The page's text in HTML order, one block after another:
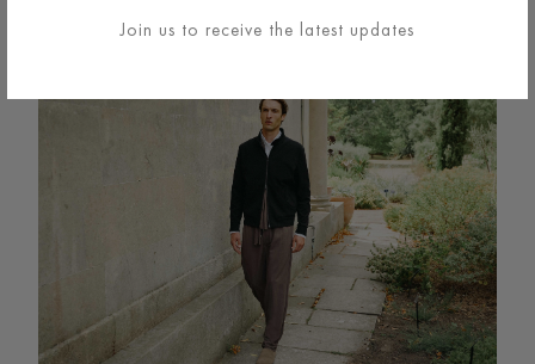
Join us to receive the latest updates